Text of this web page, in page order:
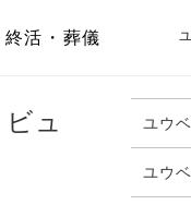
終活・葬儀
ュ ユウ
ユウ